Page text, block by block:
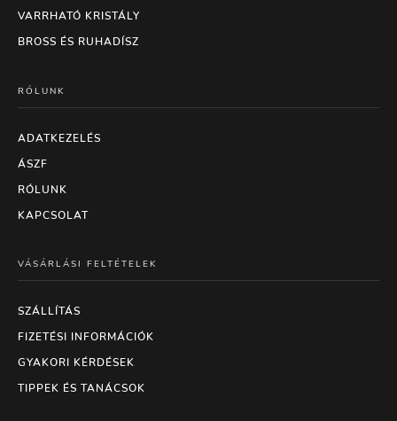
VARRHATÓ KRISTÁLY
BROSS ÉS RUHADÍSZ
RÓLUNK
ADATKEZELÉS
ÁSZF
RÓLUNK
KAPCSOLAT
VÁSÁRLÁSI FELTÉTELEK
SZÁLLÍTÁS
FIZETÉSI INFORMÁCIÓK
GYAKORI KÉRDÉSEK
TIPPEK ÉS TANÁCSOK